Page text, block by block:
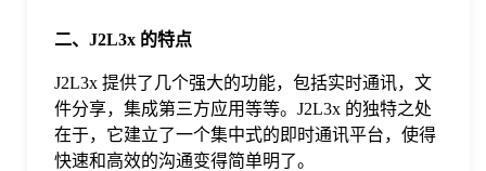
二、J2L3x 的特点
J2L3x 提供了几个强大的功能，包括实时通讯，文
件分享，集成第三方应用等等。J2L3x 的独特之处
在于，它建立了一个集中式的即时通讯平台，使得
快速和高效的沟通变得简单明了。